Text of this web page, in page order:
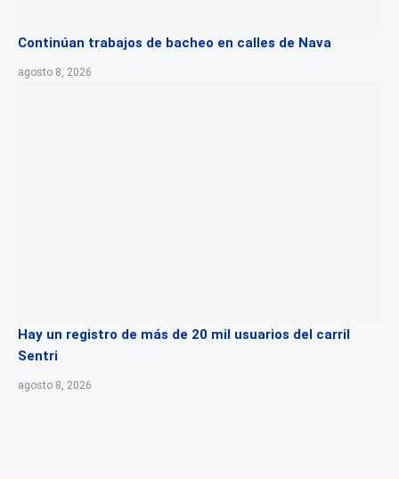
Continúan trabajos de bacheo en calles de Nava
agosto 8, 2026
Hay un registro de más de 20 mil usuarios del carril
Sentri
agosto 8, 2026